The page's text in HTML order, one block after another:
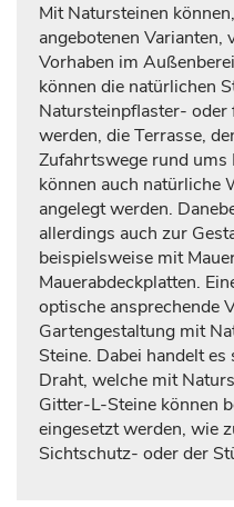
Mit Natursteinen
angebotenen Varianten,
Vorhaben im
können die natürlichen
Natursteinpflaster- oder
werden, die Terrasse,
Zufahrtswege rund ums
können auch natürliche
angelegt werden.
allerdings auch zur
beispielsweise mit
Mauerabdeckplatten.
optische ansprechende
Gartengestaltung mit
Steine. Dabei handelt
Draht, welche mit
Gitter-L-Steine können
eingesetzt werden, wie
Sichtschutz- oder der